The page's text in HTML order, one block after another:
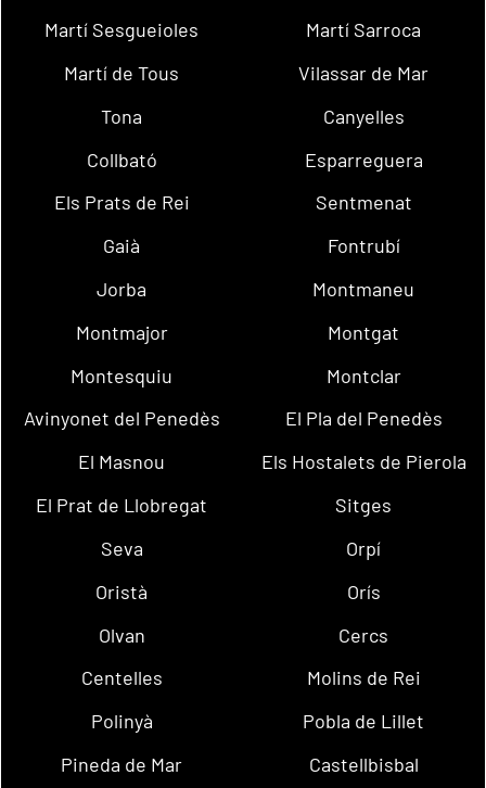
Martí Sesgueioles
Martí Sarroca
Martí de Tous
Vilassar de Mar
Tona
Canyelles
Collbató
Esparreguera
Els Prats de Rei
Sentmenat
Gaià
Fontrubí
Jorba
Montmaneu
Montmajor
Montgat
Montesquiu
Montclar
Avinyonet del Penedès
El Pla del Penedès
El Masnou
Els Hostalets de Pierola
El Prat de Llobregat
Sitges
Seva
Orpí
Oristà
Orís
Olvan
Cercs
Centelles
Molins de Rei
Polinyà
Pobla de Lillet
Pineda de Mar
Castellbisbal